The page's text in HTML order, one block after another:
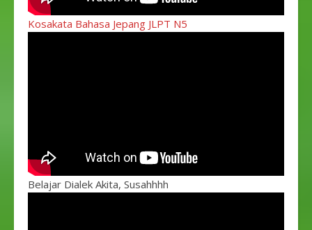
Kosakata Bahasa Jepang JLPT N5
Belajar Dialek Akita, Susahhhh